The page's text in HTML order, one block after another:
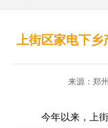
上街区家电下
来源：郑
今年以来，上街